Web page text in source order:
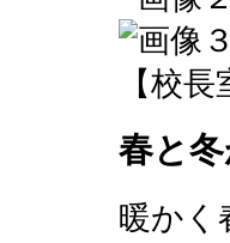
【校
春と
暖かく